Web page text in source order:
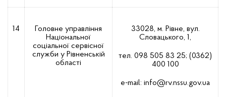
14
Головне управління
Національної
соціальної сервісної
служби у Рівненській
області
33028, м. Рівне, вул.
Словацького, 1,
тел. 098 505 83 25; (0362)
400 100
е-mail: info@rv.nssu.gov.ua